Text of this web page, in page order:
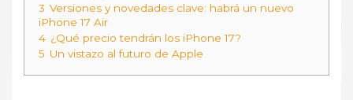
3 Versiones y novedades clave: habrá un nuevo
iPhone 17 Air
4 ¿Qué precio tendrán los iPhone 17?
5 Un vistazo al futuro de Apple